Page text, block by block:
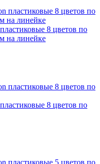
8 цветов по
на линейке
8 цветов по